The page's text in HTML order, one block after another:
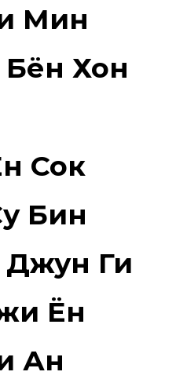
Мин
Хон
Сок
Бин
Джун Ги
Ён
Ан